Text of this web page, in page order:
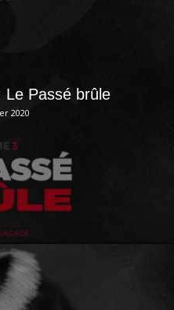
Le Passé brûle
2020